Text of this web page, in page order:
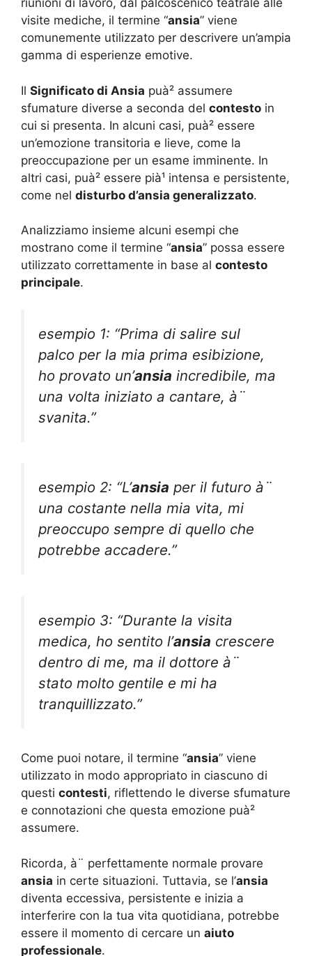
riunioni di lavoro, dal palcoscenico teatrale alle
visite mediche, il termine “ansia” viene
comunemente utilizzato per descrivere un’ampia
gamma di esperienze emotive.
Il Significato di Ansia puà² assumere
sfumature diverse a seconda del contesto in
cui si presenta. In alcuni casi, puà² essere
un’emozione transitoria e lieve, come la
preoccupazione per un esame imminente. In
altri casi, puà² essere pià¹ intensa e persistente,
come nel disturbo d’ansia generalizzato.
Analizziamo insieme alcuni esempi che
mostrano come il termine “ansia” possa essere
utilizzato correttamente in base al contesto
principale.
esempio 1: “Prima di salire sul
palco per la mia prima esibizione,
ho provato un’ansia incredibile, ma
una volta iniziato a cantare, à¨
svanita.”
esempio 2: “L’ansia per il futuro à¨
una costante nella mia vita, mi
preoccupo sempre di quello che
potrebbe accadere.”
esempio 3: “Durante la visita
medica, ho sentito l’ansia crescere
dentro di me, ma il dottore à¨
stato molto gentile e mi ha
tranquillizzato.”
Come puoi notare, il termine “ansia” viene
utilizzato in modo appropriato in ciascuno di
questi contesti, riflettendo le diverse sfumature
e connotazioni che questa emozione puà²
assumere.
Ricorda, à¨ perfettamente normale provare
ansia in certe situazioni. Tuttavia, se l’ansia
diventa eccessiva, persistente e inizia a
interferire con la tua vita quotidiana, potrebbe
essere il momento di cercare un aiuto
professionale.